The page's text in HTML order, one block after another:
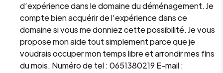
d’expérience dans le domaine du déménagement. Je
compte bien acquérir de l’expérience dans ce
domaine si vous me donniez cette possibilité. Je vous
propose mon aide tout simplement parce que je
voudrais occuper mon temps libre et arrondir mes fins
du mois. Numéro de tel : 0651380219 E-mail :